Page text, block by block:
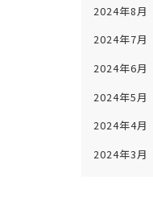
2024年8月
2024年7月
2024年6月
2024年5月
2024年4月
2024年3月